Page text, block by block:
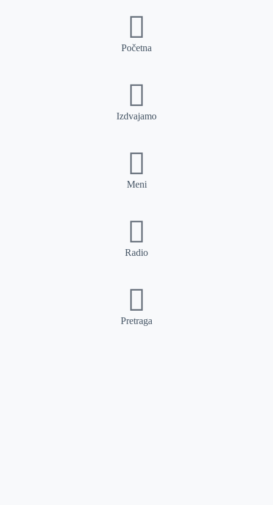
Početna
Izdvajamo
Meni
Radio
Pretraga